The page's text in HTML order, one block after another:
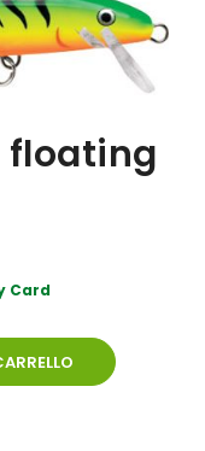
floating
Card